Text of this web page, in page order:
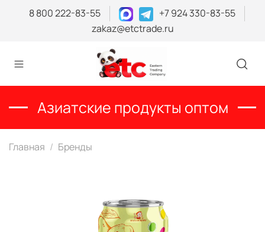
8 800 222-83-55
+7 924 330-83-55
zakaz@etctrade.ru
Азиатские продукты оптом
Главная Бренды